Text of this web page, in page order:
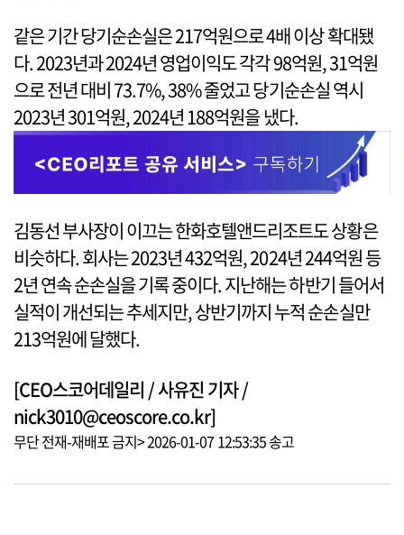
같은 기간 당기순손실은 217억원으로 4배 이상 확대됐
다. 2023년과 2024년 영업이익도 각각 98억원, 31억원
으로 전년 대비 73.7%, 38% 줄었고 당기순손실 역시
2023년 301억원, 2024년 188억원을 냈다.
김동선 부사장이 이끄는 한화호텔앤드리조트도 상황은
비슷하다. 회사는 2023년 432억원, 2024년 244억원 등
2년 연속 순손실을 기록 중이다. 지난해는 하반기 들어서
실적이 개선되는 추세지만, 상반기까지 누적 순손실만
213억원에 달했다.
[CEO스코어데일리 / 사유진 기자 /
nick3010@ceoscore.co.kr]
무단 전재-재배포 금지> 2026-01-07 12:53:35 송고